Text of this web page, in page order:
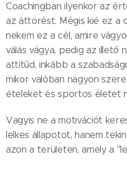
Coachingban ilyenkor az
az áttörést. Mégis kié ez a
nekem ez a cél, amire
válás vágya, pedig az illető
attitűd, inkább a
mikor valóban nagyon
ételeket és sportos életet
Vagyis ne a motivációt
lelkes állapotot, hanem
azon a területen, amely a